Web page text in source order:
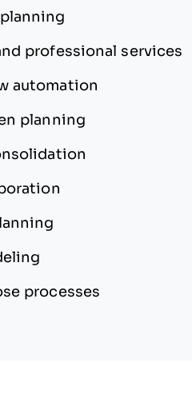
professional services
automation
planning
processes